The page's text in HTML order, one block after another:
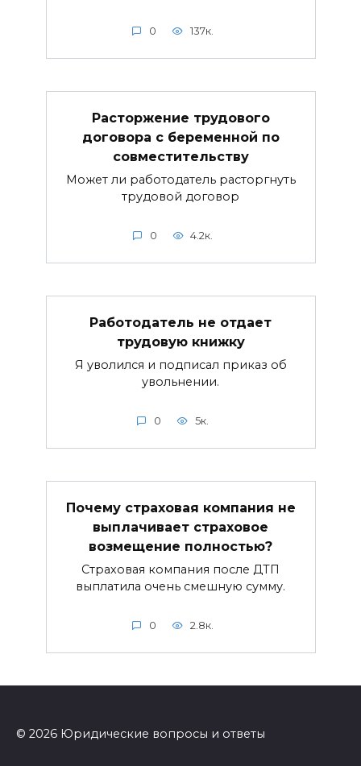
0 137к.
Расторжение трудового
договора с беременной по
совместительству
Может ли работодатель расторгнуть
трудовой договор
0 4.2к.
Работодатель не отдает
трудовую книжку
Я уволился и подписал приказ об
увольнении.
0 5к.
Почему страховая компания не
выплачивает страховое
возмещение полностью?
Страховая компания после ДТП
выплатила очень смешную сумму.
0 2.8к.
© 2026 Юридические вопросы и ответы